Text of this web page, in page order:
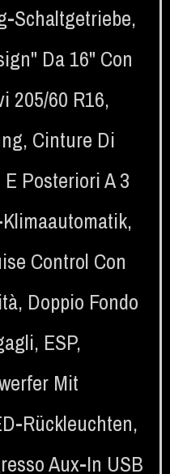
Schaltgetriebe,
Da 16" Con
205/60 R16,
, Cinture Di
Posteriori A 3
,
Control Con
, Doppio Fondo
, ESP,
Mit
Rückleuchten,
Aux-In USB